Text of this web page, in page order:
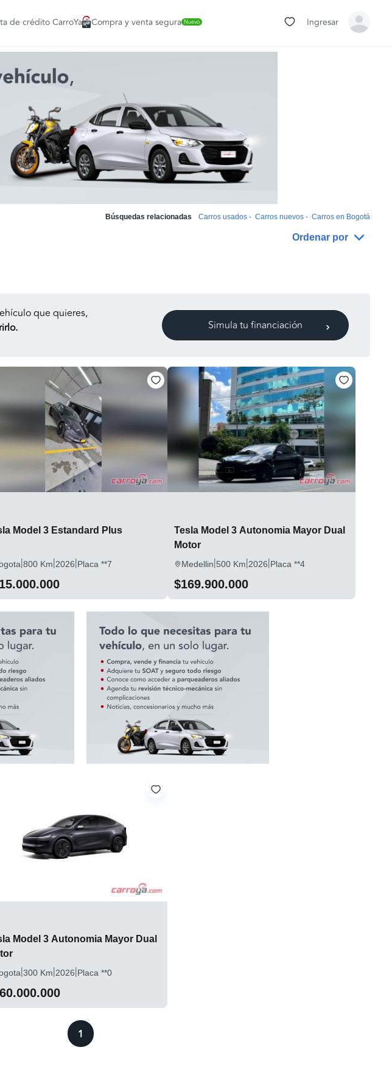
de crédito CarroYa Compra y venta segura Nuevo Ingresar
Búsquedas relacionadas Carros usados - Carros nuevos - Carros en Bogotá
Ordenar por
que quieres,
Simula tu financiación
Model 3 Estandard Plus
|800 Km|2026|Placa **7
Tesla Model 3 Autonomia Mayor Dual
Motor
Medellin|500 Km|2026|Placa **4
$169.900.000
Model 3 Autonomia Mayor Dual
|300 Km|2026|Placa **0
1